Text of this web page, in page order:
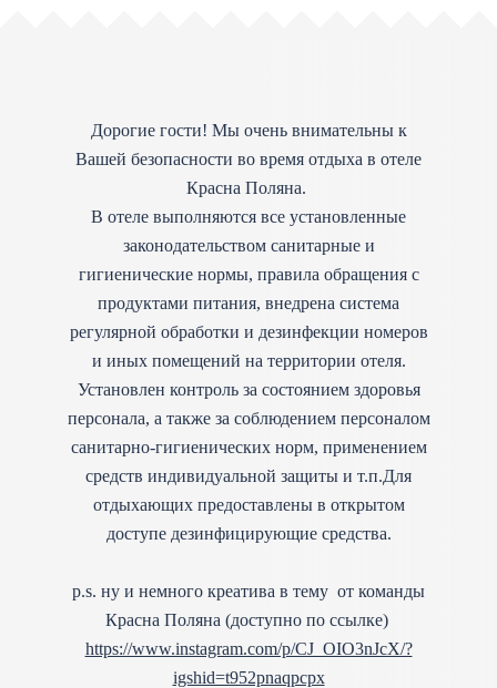
Дорогие гости! Мы очень внимательны к
Вашей безопасности во время отдыха в отеле
Красна Поляна.
В отеле выполняются все установленные
законодательством санитарные и
гигиенические нормы, правила обращения с
продуктами питания, внедрена система
регулярной обработки и дезинфекции номеров
и иных помещений на территории отеля.
Установлен контроль за состоянием здоровья
персонала, а также за соблюдением персоналом
санитарно-гигиенических норм, применением
средств индивидуальной защиты и т.п.Для
отдыхающих предоставлены в открытом
доступе дезинфицирующие средства.
p.s. ну и немного креатива в тему от команды
Красна Поляна (доступно по ссылке)
https://www.instagram.com/p/CJ_OIO3nJcX/?
igshid=t952pnaqpcpx